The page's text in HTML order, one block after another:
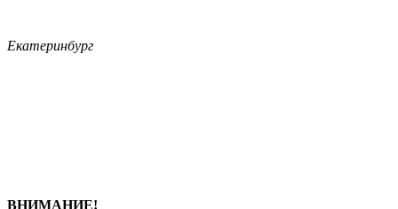
Екатеринбург
ВНИМАНИЕ!